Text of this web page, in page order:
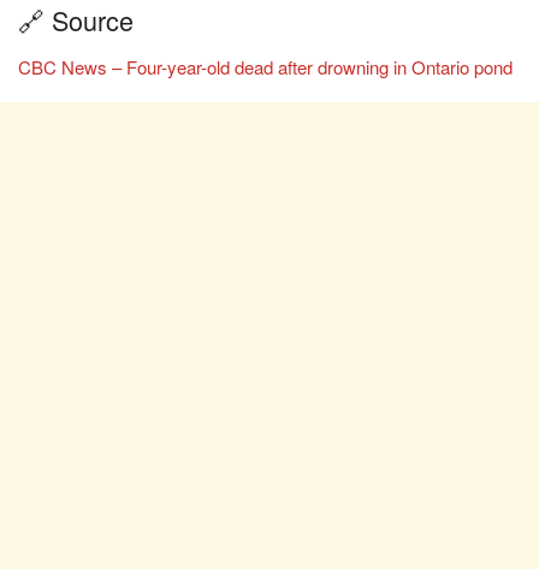
🔗 Source
CBC News – Four-year-old dead after drowning in Ontario pond